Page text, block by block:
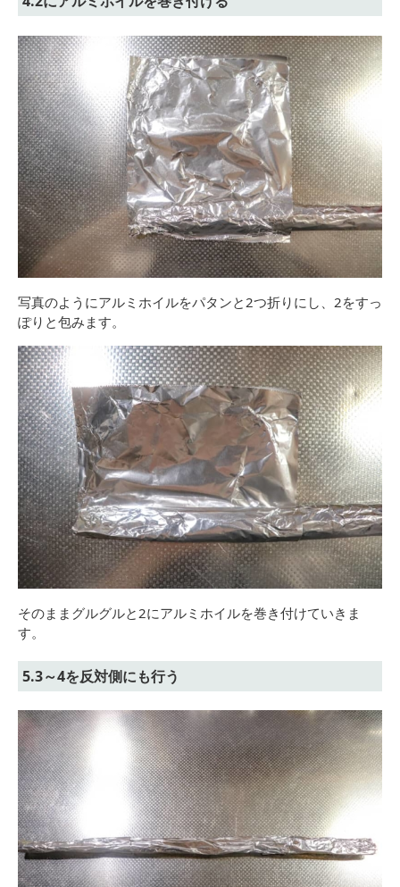
写真のようにアルミホイルをパタンと2つ折りにし、2をすっ
ぽりと包みます。
そのままグルグルと2にアルミホイルを巻き付けていきま
す。
5.3～4を反対側にも行う